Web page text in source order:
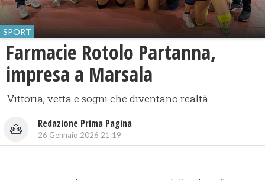
SPORT
Farmacie Rotolo Partanna,
impresa a Marsala
Vittoria, vetta e sogni che diventano realtà
Redazione Prima Pagina
26 Gennaio 2026 21:19